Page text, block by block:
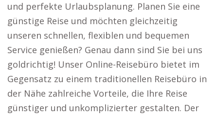
und perfekte Urlaubsplanung. Planen Sie eine
günstige Reise und möchten gleichzeitig
unseren schnellen, flexiblen und bequemen
Service genießen? Genau dann sind Sie bei uns
goldrichtig! Unser Online-Reisebüro bietet im
Gegensatz zu einem traditionellen Reisebüro in
der Nähe zahlreiche Vorteile, die Ihre Reise
günstiger und unkomplizierter gestalten. Der